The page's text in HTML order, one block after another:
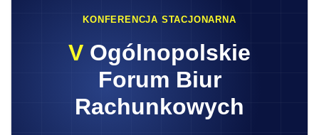
KONFERENCJA STACJONARNA
V Ogólnopolskie
Forum Biur
Rachunkowych